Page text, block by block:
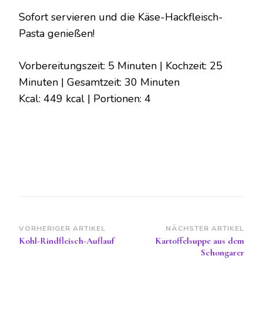
Sofort servieren und die Käse-Hackfleisch-
Pasta genießen!
Vorbereitungszeit: 5 Minuten | Kochzeit: 25
Minuten | Gesamtzeit: 30 Minuten
Kcal: 449 kcal | Portionen: 4
Beitragsnavigation
VORHERIGER ARTIKEL
Kohl-Rindfleisch-Auflauf
NÄCHSTER ARTIKEL
Kartoffelsuppe aus dem
Schongarer